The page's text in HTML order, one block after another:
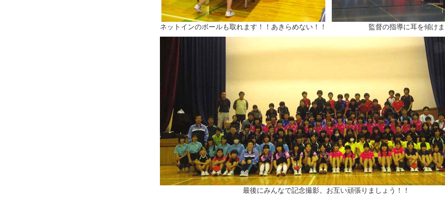
ネットインのボールも取れます！！あきらめない！！ 監督の指導に耳を傾け
最後にみんなで記念撮影。お互い頑張りましょう！！